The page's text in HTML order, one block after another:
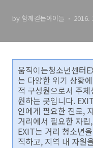
by 함께걷는아이들 2016.
움직이는청소년센터
는 다양한 위기 상황
적 구성원으로서 주
원하는 곳입니다.
인에게 필요한 진로,
거리에서 필요한 자
EXIT는 거리 청소년
직하고, 지역 내 자원